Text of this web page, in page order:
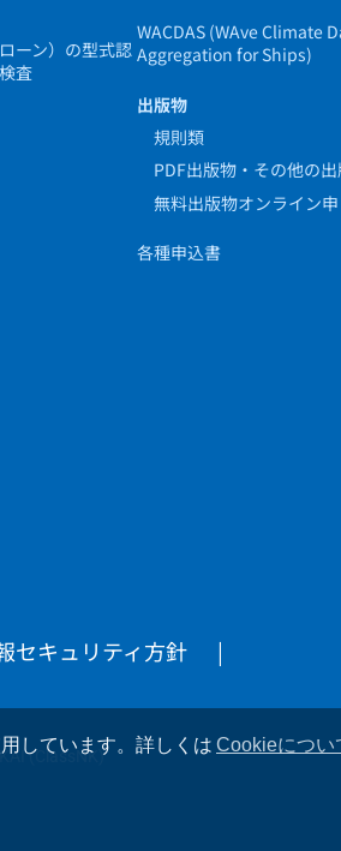
しています。詳しくは Cookieについ
ーン）の型式認
査
WACDAS (WAve Climate
Aggregation for Ships)
出版物
規則類
PDF出版物・その他の
無料出版物オンライン
各種申込書
セキュリティ方針
(ClassNK)